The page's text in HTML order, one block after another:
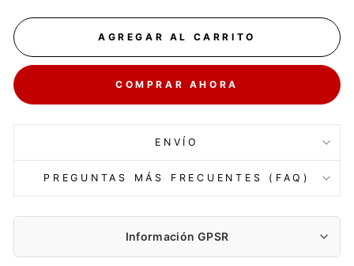
AGREGAR AL CARRITO
COMPRAR AHORA
ENVÍO
PREGUNTAS MÁS FRECUENTES (FAQ)
Información GPSR